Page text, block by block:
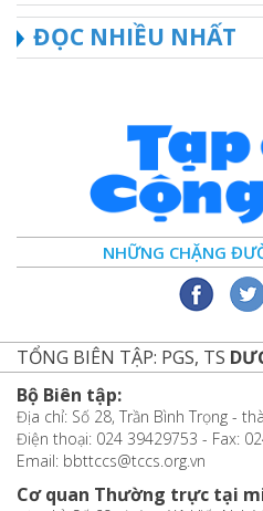
ĐỌC NHIỀU NHẤT
NHỮNG CHẶNG
TỔNG BIÊN TẬP: PGS, TS
Bộ Biên tập:
Địa chỉ: Số 28, Trần Bình Trọng -
Điện thoại: 024 39429753 - Fax:
Email: bbttccs@tccs.org.vn
Cơ quan Thường trực tại